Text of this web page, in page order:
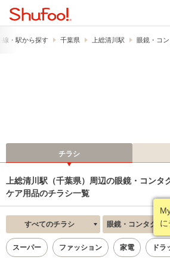
線・駅から探す 千葉県 上総清川駅 眼鏡・コ
チラシ
上総清川駅（千葉県）周辺の眼鏡・コンタ
ケア用品のチラシ一覧
すべてのチラシ 眼鏡・コンタクト・ケ
スーパー ファッション 家電 ドラ